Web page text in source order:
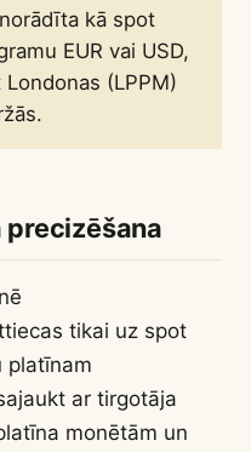
kā spot
EUR vai USD,
(LPPM)
precizēšana
tikai uz spot
platīnam
ar tirgotāja
monētām un